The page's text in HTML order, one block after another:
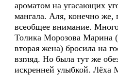
ароматом на угасающих
мангала. Аля, конечно же,
всеобщее внимание.
Толика Морозова Марина
вторая жена) бросила на
взгляд. Но была тут же
искренней улыбкой. Лёха